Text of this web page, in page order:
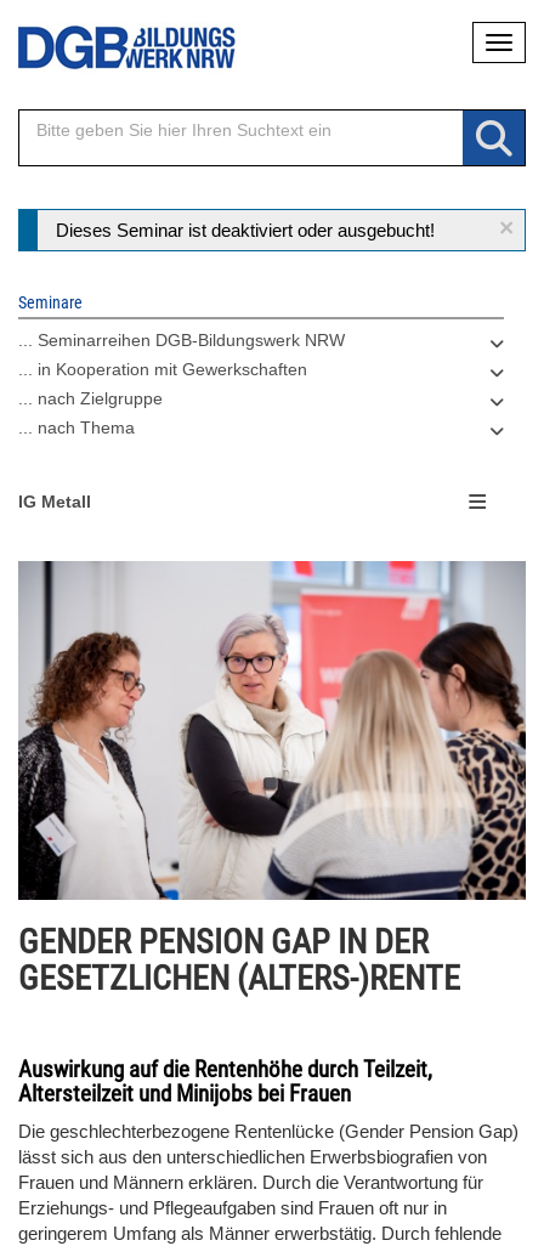
Direkt
Inhalt
×
Statusmeldung
Dieses Seminar ist deaktiviert oder ausgebucht!
Seminare
... Seminarreihen DGB-Bildungswerk NRW
... in Kooperation mit Gewerkschaften
... nach Zielgruppe
... nach Thema
IG Metall
GENDER PENSION GAP IN DER
GESETZLICHEN (ALTERS-)RENTE
Auswirkung auf die Rentenhöhe durch Teilzeit,
Altersteilzeit und Minijobs bei Frauen
Die geschlechterbezogene Rentenlücke (Gender Pension Gap)
lässt sich aus den unterschiedlichen Erwerbsbiografien von
Frauen und Männern erklären. Durch die Verantwortung für
Erziehungs- und Pflegeaufgaben sind Frauen oft nur in
geringerem Umfang als Männer erwerbstätig. Durch fehlende